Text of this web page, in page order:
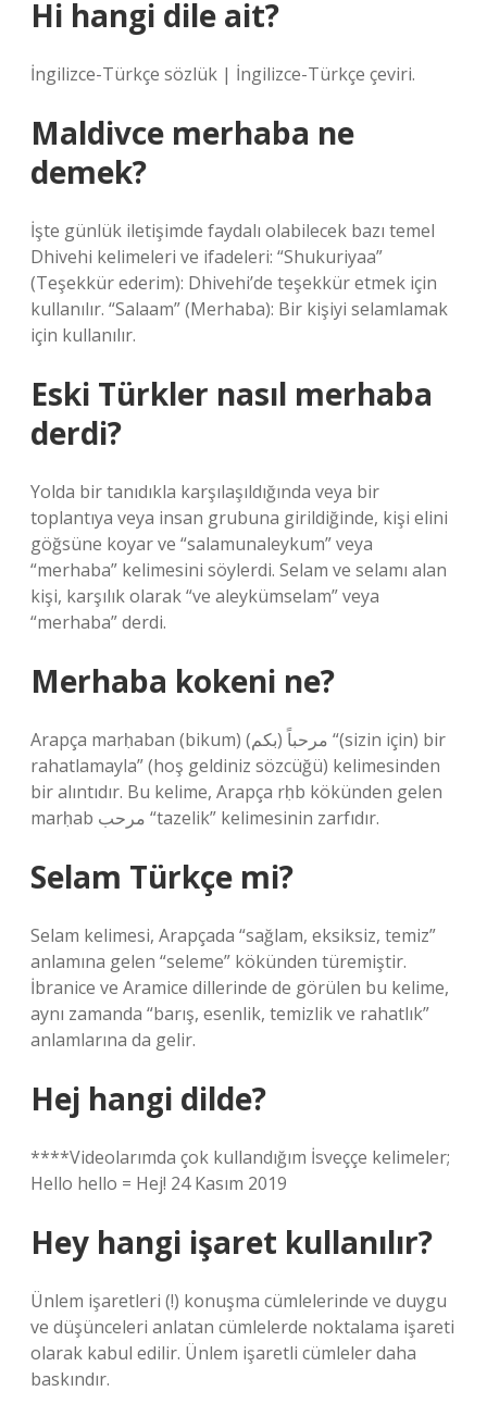
Hi hangi dile ait?
İngilizce-Türkçe sözlük | İngilizce-Türkçe çeviri.
Maldivce merhaba ne
demek?
İşte günlük iletişimde faydalı olabilecek bazı temel
Dhivehi kelimeleri ve ifadeleri: “Shukuriyaa”
(Teşekkür ederim): Dhivehi’de teşekkür etmek için
kullanılır. “Salaam” (Merhaba): Bir kişiyi selamlamak
için kullanılır.
Eski Türkler nasıl merhaba
derdi?
Yolda bir tanıdıkla karşılaşıldığında veya bir
toplantıya veya insan grubuna girildiğinde, kişi elini
göğsüne koyar ve “salamunaleykum” veya
“merhaba” kelimesini söylerdi. Selam ve selamı alan
kişi, karşılık olarak “ve aleykümselam” veya
“merhaba” derdi.
Merhaba kokeni ne?
Arapça marḥaban (bikum) مرحباً (بكم) “(sizin için) bir
rahatlamayla” (hoş geldiniz sözcüğü) kelimesinden
bir alıntıdır. Bu kelime, Arapça rḥb kökünden gelen
marḥab مرحب “tazelik” kelimesinin zarfıdır.
Selam Türkçe mi?
Selam kelimesi, Arapçada “sağlam, eksiksiz, temiz”
anlamına gelen “seleme” kökünden türemiştir.
İbranice ve Aramice dillerinde de görülen bu kelime,
aynı zamanda “barış, esenlik, temizlik ve rahatlık”
anlamlarına da gelir.
Hej hangi dilde?
****Videolarımda çok kullandığım İsveççe kelimeler;
Hello hello = Hej! 24 Kasım 2019
Hey hangi işaret kullanılır?
Ünlem işaretleri (!) konuşma cümlelerinde ve duygu
ve düşünceleri anlatan cümlelerde noktalama işareti
olarak kabul edilir. Ünlem işaretli cümleler daha
baskındır.